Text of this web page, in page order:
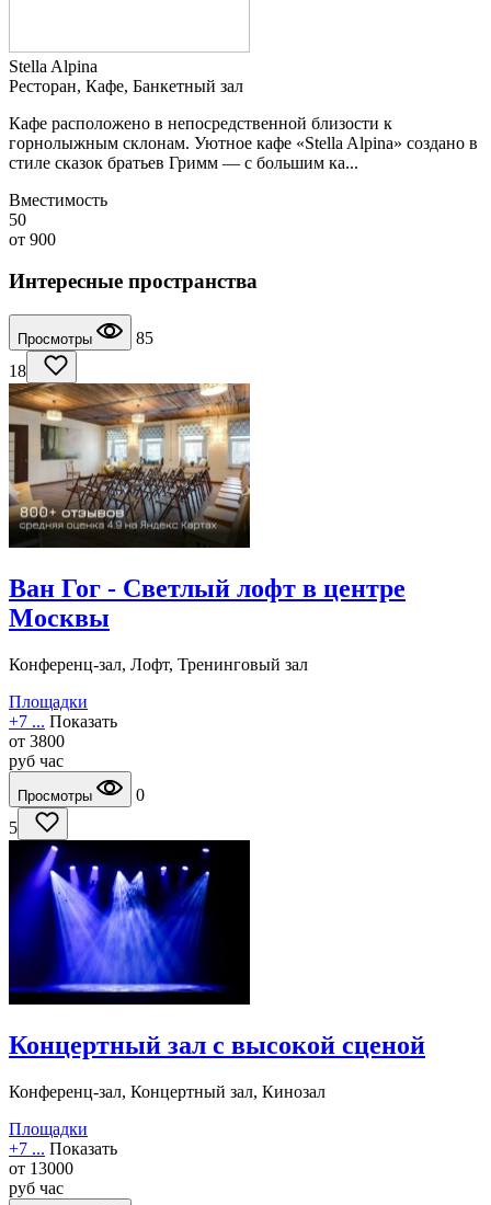
Stella Alpina
Ресторан, Кафе, Банкетный зал
Кафе расположено в непосредственной близости к
горнолыжным склонам. Уютное кафе «Stella Alpina» создано в
стиле сказок братьев Гримм — с большим ка...
Вместимость
50
от 900
Интересные пространства
Просмотры
85
18
Ван Гог - Светлый лофт в центре
Москвы
Конференц-зал, Лофт, Тренинговый зал
Площадки
+7 ... Показать
от 3800
руб час
Просмотры
0
5
Концертный зал с высокой сценой
Конференц-зал, Концертный зал, Кинозал
Площадки
+7 ... Показать
от 13000
руб час